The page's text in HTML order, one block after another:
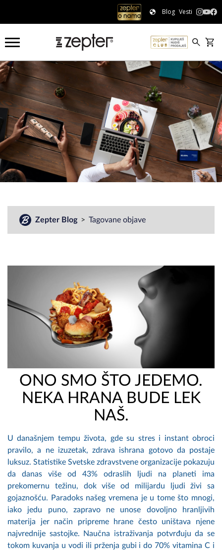
Blog Vesti
Zepter Blog Tagovane objave
ONO SMO ŠTO JEDEMO.
NEKA HRANA BUDE LEK
NAŠ.
U današnjem tempu života, gde su stres i instant obroci
pravilo, a ne izuzetak, zdrava ishrana gotovo da postaje
luksuz. Statistike Svetske zdravstvene organizacije pokazuju
da danas više od 43% odraslih ljudi na planeti ima
prekomernu težinu, dok više od milijardu ljudi živi sa
gojaznošću. Paradoks našeg vremena je u tome što mnogi,
iako jedu puno, zapravo ne unose dovoljno hranljivih
materija jer način pripreme hrane često uništava njene
najvrednije sastojke. Naučna istraživanja potvrđuju da se
tokom kuvanja u vodi ili prženja gubi i do 70% vitamina C i